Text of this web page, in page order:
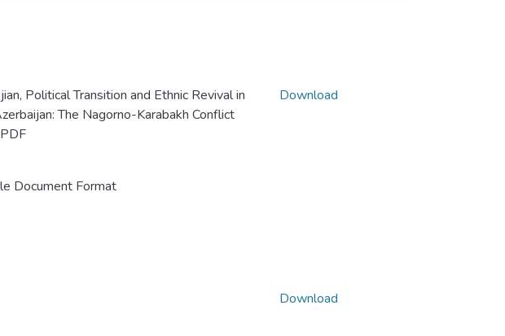
Political Transition and Ethnic Revival in
The Nagorno-Karabakh Conflict
Document Format
Download
Download